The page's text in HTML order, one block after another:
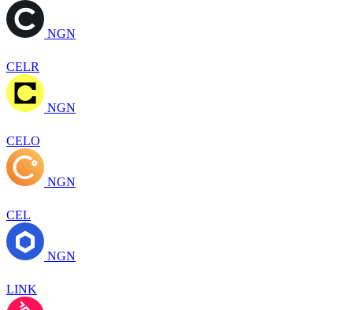
NGN
CELR
NGN
CELO
NGN
CEL
NGN
LINK